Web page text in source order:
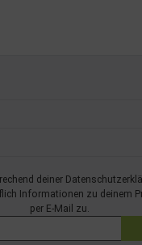
deiner
Informationen zu deinem
per E-Mail zu.